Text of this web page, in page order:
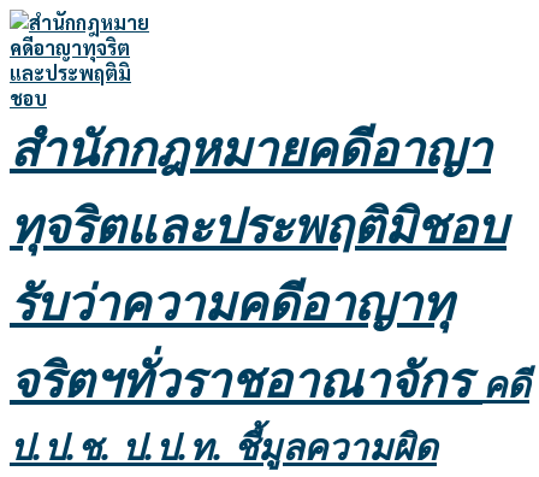
Skip
to
content
สำนักกฎหมายคดีอาญา
ทุจริตและประพฤติมิชอบ
รับว่าความคดีอาญาทุ
จริตฯทั่วราชอาณาจักรคดี
ป.ป.ช. ป.ป.ท. ชี้มูลความผิด